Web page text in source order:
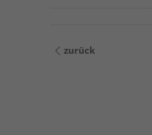
zurück